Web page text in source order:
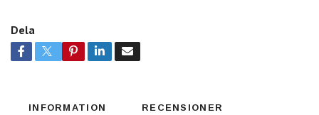
Dela
INFORMATION RECENSIONER